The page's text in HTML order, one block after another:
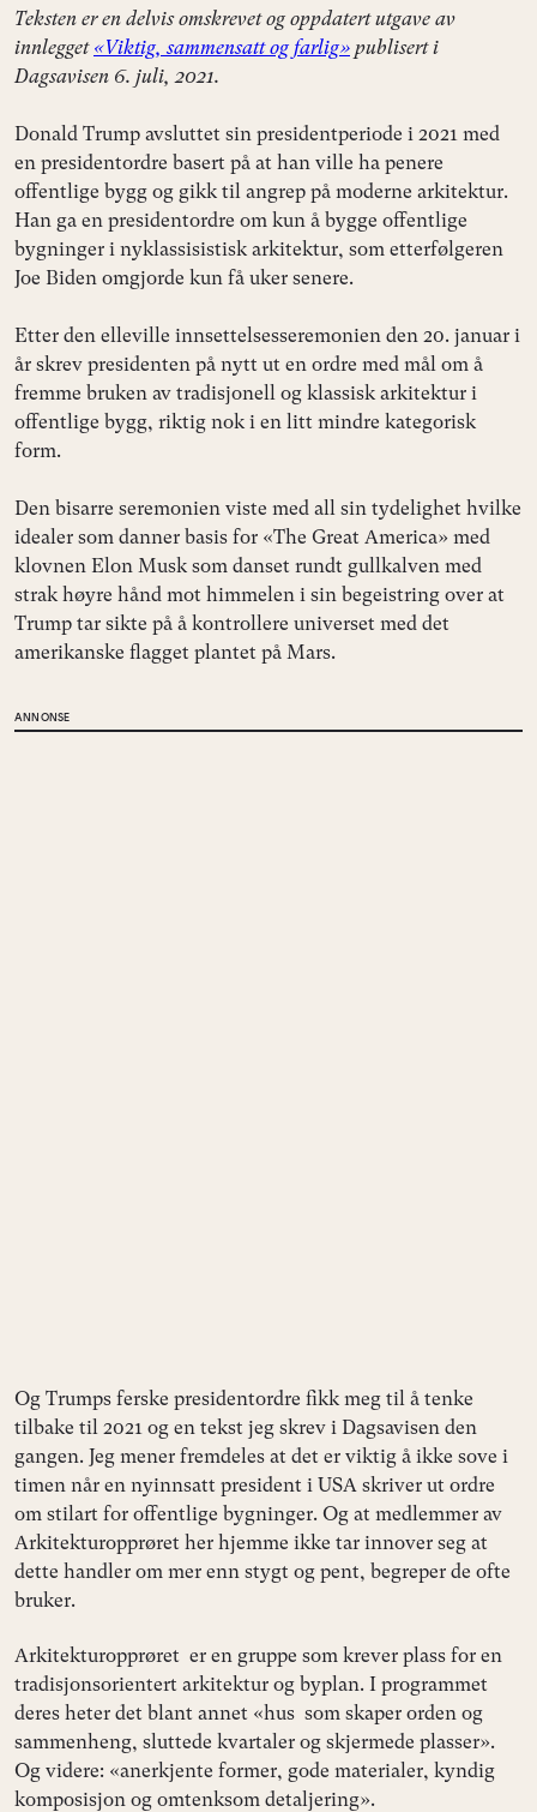
Teksten er en delvis omskrevet og oppdatert utgave av
innlegget «Viktig, sammensatt og farlig» publisert i
Dagsavisen 6. juli, 2021.
Donald Trump avsluttet sin presidentperiode i 2021 med
en presidentordre basert på at han ville ha penere
offentlige bygg og gikk til angrep på moderne arkitektur.
Han ga en presidentordre om kun å bygge offentlige
bygninger i nyklassisistisk arkitektur, som etterfølgeren
Joe Biden omgjorde kun få uker senere.
Etter den elleville innsettelsesseremonien den 20. januar i
år skrev presidenten på nytt ut en ordre med mål om å
fremme bruken av tradisjonell og klassisk arkitektur i
offentlige bygg, riktig nok i en litt mindre kategorisk
form.
Den bisarre seremonien viste med all sin tydelighet hvilke
idealer som danner basis for «The Great America» med
klovnen Elon Musk som danset rundt gullkalven med
strak høyre hånd mot himmelen i sin begeistring over at
Trump tar sikte på å kontrollere universet med det
amerikanske flagget plantet på Mars.
ANNONSE
Og Trumps ferske presidentordre fikk meg til å tenke
tilbake til 2021 og en tekst jeg skrev i Dagsavisen den
gangen. Jeg mener fremdeles at det er viktig å ikke sove i
timen når en nyinnsatt president i USA skriver ut ordre
om stilart for offentlige bygninger. Og at medlemmer av
Arkitekturopprøret her hjemme ikke tar innover seg at
dette handler om mer enn stygt og pent, begreper de ofte
bruker.
Arkitekturopprøret er en gruppe som krever plass for en
tradisjonsorientert arkitektur og byplan. I programmet
deres heter det blant annet «hus som skaper orden og
sammenheng, sluttede kvartaler og skjermede plasser».
Og videre: «anerkjente former, gode materialer, kyndig
komposisjon og omtenksom detaljering».